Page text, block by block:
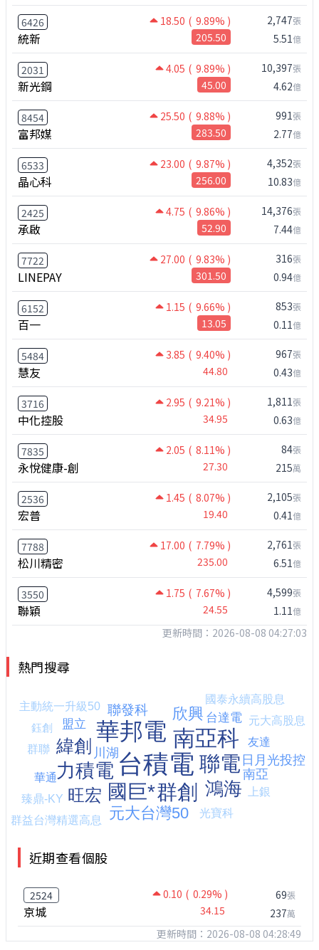
6426 18.50 ( 9.89% )
統新 205.50
2,747張
5.51億
2031 4.05 ( 9.89% )
新光鋼 45.00
10,397張
4.62億
8454 25.50 ( 9.88% )
富邦媒 283.50
991張
2.77億
6533 23.00 ( 9.87% )
晶心科 256.00
4,352張
10.83億
2425 4.75 ( 9.86% )
承啟 52.90
14,376張
7.44億
7722 27.00 ( 9.83% )
LINEPAY 301.50
316張
0.94億
6152 1.15 ( 9.66% )
百一 13.05
853張
0.11億
5484 3.85 ( 9.40% )
慧友 44.80
967張
0.43億
3716 2.95 ( 9.21% )
中化控股 34.95
1,811張
0.63億
7835 2.05 ( 8.11% )
永悅健康-創 27.30
84張
215萬
2536 1.45 ( 8.07% )
宏普 19.40
2,105張
0.41億
7788 17.00 ( 7.79% )
松川精密 235.00
2,761張
6.51億
3550 1.75 ( 7.67% )
聯穎 24.55
4,599張
1.11億
更新時間：2026-08-08 04:27:03
熱門搜尋
近期查看個股
2524 0.10 ( 0.29% )
京城 34.15
69張
237萬
更新時間：2026-08-08 04:28:49